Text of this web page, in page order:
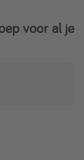
voor al je